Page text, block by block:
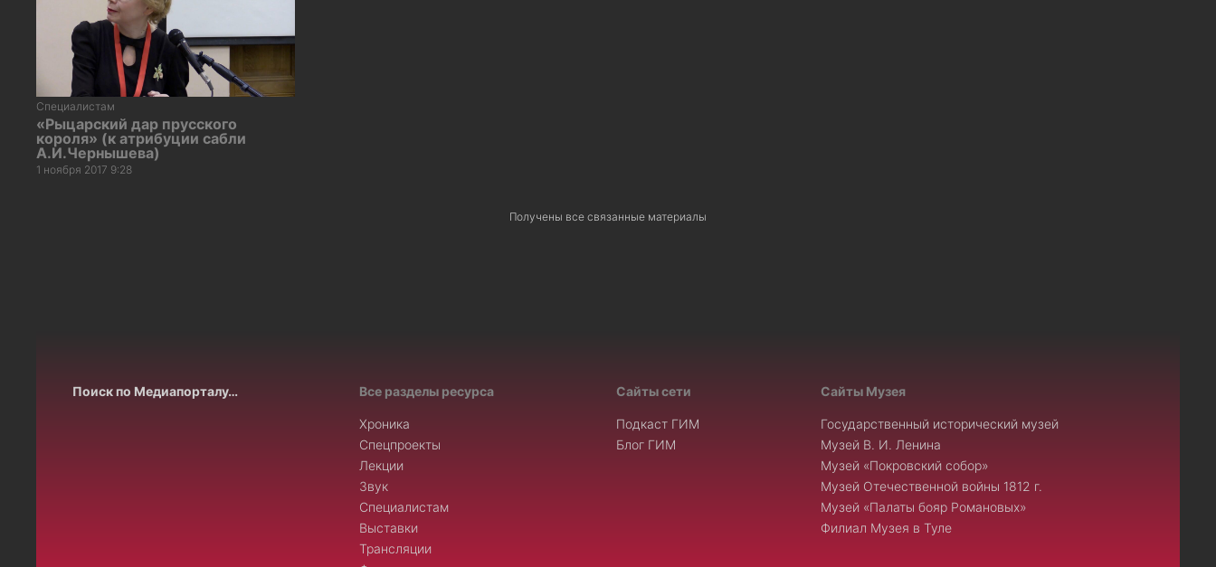
Специалистам
«Рыцарский дар прусского
короля» (к атрибуции сабли
А.И.Чернышева)
1 ноября 2017 9:28
Получены все связанные материалы
Поиск по Медиапорталу… Все разделы ресурса
Хроника
Спецпроекты
Лекции
Звук
Специалистам
Выставки
Трансляции
Сайты сети
Подкаст ГИМ
Блог ГИМ
Сайты Музея
Государственный исторический музей
Музей В. И. Ленина
Музей «Покровский собор»
Музей Отечественной войны 1812 г.
Музей «Палаты бояр Романовых»
Филиал Музея в Туле